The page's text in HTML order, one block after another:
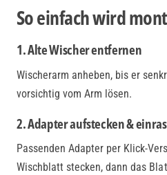
So einfach wird
1. Alte Wischer entfernen
Wischerarm anheben, bis er
vorsichtig vom Arm lösen.
2. Adapter aufstecken &
Passenden Adapter per Klick-
Wischblatt stecken, dann das